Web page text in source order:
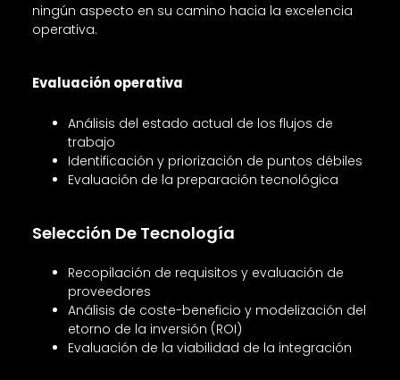
ningún aspecto en su camino hacia la excelencia
operativa.
Evaluación operativa
Análisis del estado actual de los flujos de
trabajo
Identificación y priorización de puntos débiles
Evaluación de la preparación tecnológica
Selección De Tecnología
Recopilación de requisitos y evaluación de
proveedores
Análisis de coste-beneficio y modelización del
etorno de la inversión (ROI)
Evaluación de la viabilidad de la integración